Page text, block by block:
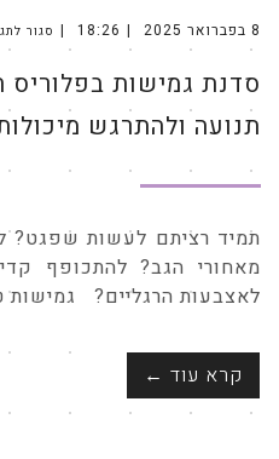
8 בפברואר 2025 18:26 סגור
סדנת גמישות בפלוריס
תנועה ולהתרגש
תמיד רציתם לעשות שפגט?
מאחורי הגב? להתכופף
לאצבעות הרגליים? גמישות
קרא עוד ←